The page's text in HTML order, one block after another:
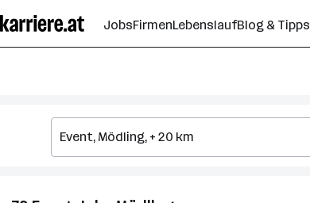
Seiteninhalt
springen
JobsFirmenLebenslaufBlog & Tipps